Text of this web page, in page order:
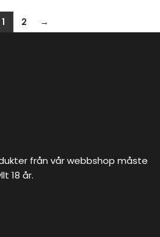
1 2 →
från vår webbshop måste
18 år.